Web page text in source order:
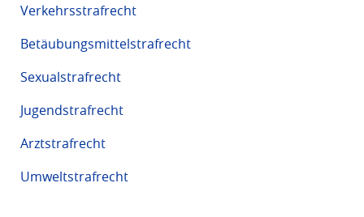
Verkehrsstrafrecht
Betäubungsmittelstrafrecht
Sexualstrafrecht
Jugendstrafrecht
Arztstrafrecht
Umweltstrafrecht